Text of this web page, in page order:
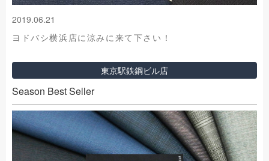
2019.06.21
ヨドバシ横浜店に涼みに来て下さい！
東京駅鉄鋼ビル店
Season Best Seller